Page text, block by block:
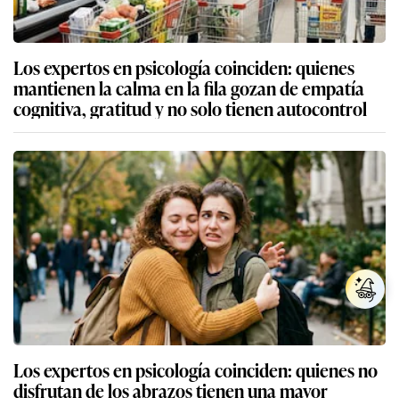
Los expertos en psicología coinciden: quienes
mantienen la calma en la fila gozan de empatía
cognitiva, gratitud y no solo tienen autocontrol
Los expertos en psicología coinciden: quienes no
disfrutan de los abrazos tienen una mayor